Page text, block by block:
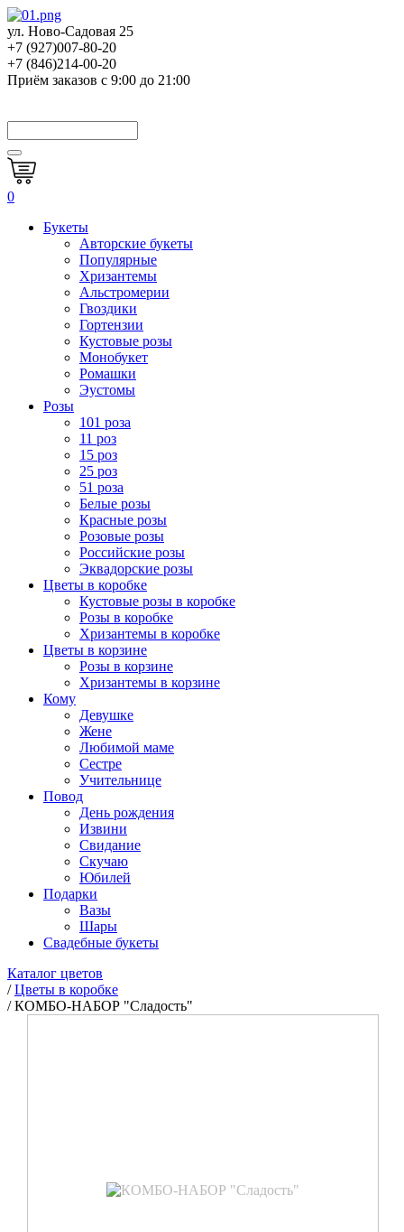
ул. Ново-Садовая 25
+7 (927)007-80-20
+7 (846)214-00-20
Приём заказов с 9:00 до 21:00
0
Букеты
Авторские букеты
Популярные
Хризантемы
Альстромерии
Гвоздики
Гортензии
Кустовые розы
Монобукет
Ромашки
Эустомы
Розы
101 роза
11 роз
15 роз
25 роз
51 роза
Белые розы
Красные розы
Розовые розы
Российские розы
Эквадорские розы
Цветы в коробке
Кустовые розы в коробке
Розы в коробке
Хризантемы в коробке
Цветы в корзине
Розы в корзине
Хризантемы в корзине
Кому
Девушке
Жене
Любимой маме
Сестре
Учительнице
Повод
День рождения
Извини
Свидание
Скучаю
Юбилей
Подарки
Вазы
Шары
Свадебные букеты
Каталог цветов
/Цветы в коробке
/КОМБО-НАБОР "Сладость"